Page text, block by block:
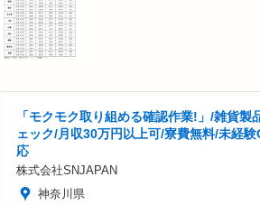
「モクモク取り組める確認作業!」/雑貨製
ェック/月収30万円以上可/寮費無料/未経
応
株式会社SNJAPAN
神奈川県